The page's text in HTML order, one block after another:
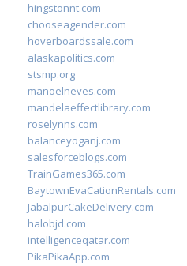
hingstonnt.com
chooseagender.com
hoverboardssale.com
alaskapolitics.com
stsmp.org
manoelneves.com
mandelaeffectlibrary.com
roselynns.com
balanceyoganj.com
salesforceblogs.com
TrainGames365.com
BaytownEvaCationRentals.com
JabalpurCakeDelivery.com
halobjd.com
intelligenceqatar.com
PikaPikaApp.com